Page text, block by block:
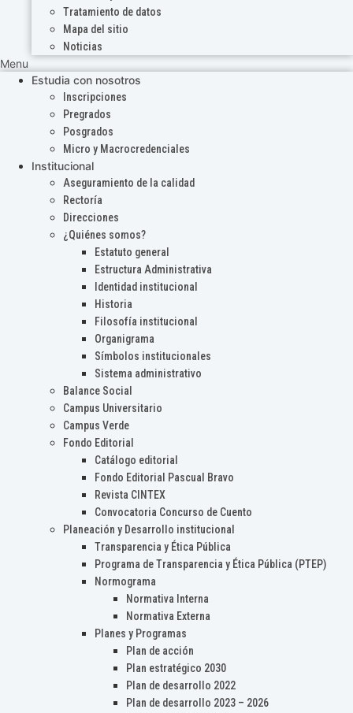
Tratamiento de datos
Mapa del sitio
Noticias
Menu
Estudia con nosotros
Inscripciones
Pregrados
Posgrados
Micro y Macrocredenciales
Institucional
Aseguramiento de la calidad
Rectoría
Direcciones
¿Quiénes somos?
Estatuto general
Estructura Administrativa
Identidad institucional
Historia
Filosofía institucional
Organigrama
Símbolos institucionales
Sistema administrativo
Balance Social
Campus Universitario
Campus Verde
Fondo Editorial
Catálogo editorial
Fondo Editorial Pascual Bravo
Revista CINTEX
Convocatoria Concurso de Cuento
Planeación y Desarrollo institucional
Transparencia y Ética Pública
Programa de Transparencia y Ética Pública (PTEP)
Normograma
Normativa Interna
Normativa Externa
Planes y Programas
Plan de acción
Plan estratégico 2030
Plan de desarrollo 2022
Plan de desarrollo 2023 – 2026